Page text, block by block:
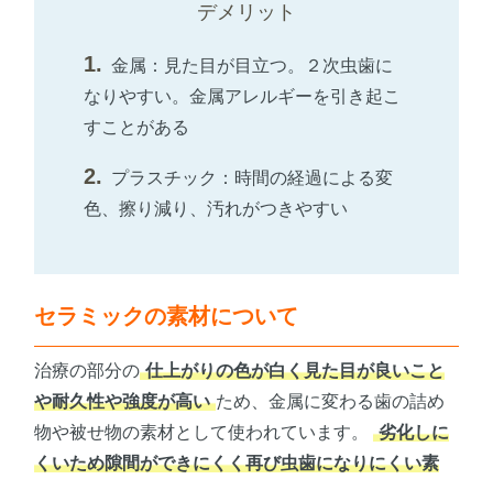
デメリット
金属：見た目が目立つ。２次虫歯に
なりやすい。金属アレルギーを引き起こ
すことがある
プラスチック：時間の経過による変
色、擦り減り、汚れがつきやすい
セラミックの素材について
治療の部分の 仕上がりの色が白く見た目が良いこと
や耐久性や強度が高い ため、金属に変わる歯の詰め
物や被せ物の素材として使われています。
劣化しに
くいため隙間ができにくく再び虫歯になりにくい素